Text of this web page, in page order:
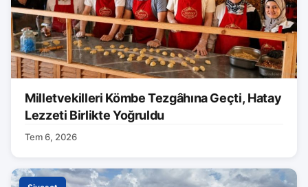
Milletvekilleri Kömbe Tezgâhına Geçti, Hatay
Lezzeti Birlikte Yoğruldu
Tem 6, 2026